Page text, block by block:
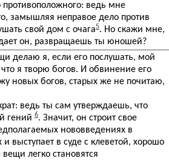
ведь мне
замышляя неправое дело против
свой дом с очага5. Но скажи мне,
он, развращаешь ты юношей?
делаю я, если его послушать, мой
я творю богов. И обвинение его
новых богов, старых же не почитаю,
ведь ты сам утверждаешь, что
гений 6. Значит, он строит свое
нововведениях в
выступает в суде с клеветой, хорошо
легко становятся